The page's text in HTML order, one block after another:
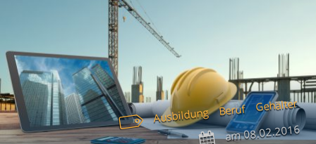
Ausbildung Beruf Gehälter
am08.02.2016